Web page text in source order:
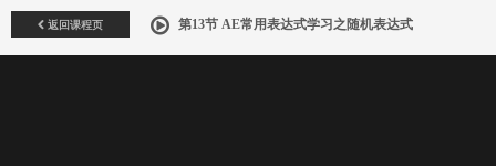
返回课程页 第13节 AE常用表达式学习之随机表达式